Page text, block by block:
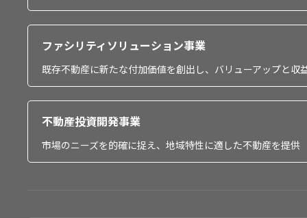
ファシリティソリューション事業
既存不動産に新たな付加価値を創出し、バリューアップと収
不動産投資開発事業
市場のニーズを的確に捉え、地域特性に適した不動産を提供